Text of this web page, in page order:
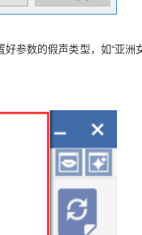
参数的假声类型，如“亚洲